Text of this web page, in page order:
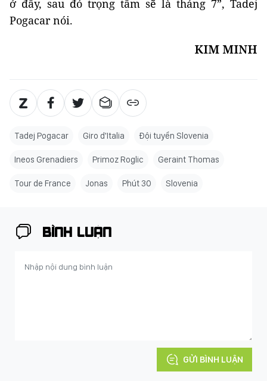
ở đây, sau đó trọng tâm sẽ là tháng 7”, Tadej
Pogacar nói.
KIM MINH
Tadej Pogacar Giro d'Italia Đội tuyển Slovenia
Ineos Grenadiers Primoz Roglic Geraint Thomas
Tour de France Jonas Phút 30 Slovenia
BÌNH LUẬN
GỬI BÌNH LUẬN